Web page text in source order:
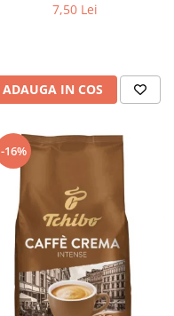
7,50 Lei
ADAUGA IN COS
-16%